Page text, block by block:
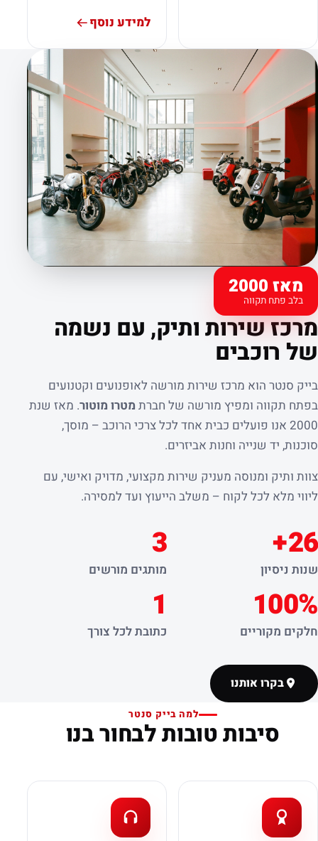
למידע נוסף
מאז 2000
בלב פתח תקווה
קצת עלינו
מרכז שירות ותיק, עם נשמה
של רוכבים
בייק סנטר הוא מרכז שירות מורשה לאופנועים וקטנועים
בפתח תקווה ומפיץ מורשה של חברת מטרו מוטור. מאז שנת
2000 אנו פועלים כבית אחד לכל צרכי הרוכב – מוסך,
סוכנות, יד שנייה וחנות אביזרים.
צוות ותיק ומנוסה מעניק שירות מקצועי, מדויק ואישי, עם
ליווי מלא לכל לקוח – משלב הייעוץ ועד למסירה.
26+
שנות ניסיון
3
מותגים מורשים
100%
חלקים מקוריים
1
כתובת לכל צורך
בקרו אותנו
למה בייק סנטר
סיבות טובות לבחור בנו